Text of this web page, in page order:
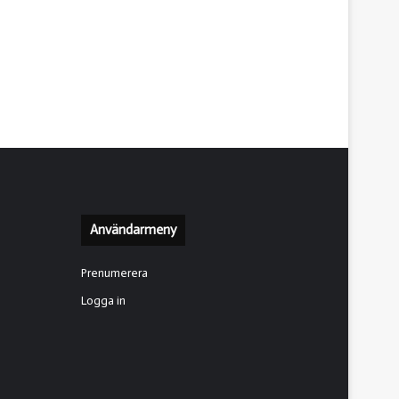
Användarmeny
Prenumerera
Logga in